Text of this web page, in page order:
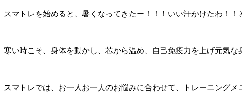
スマトレを始めると、暑くなってきたー！！！いい汗かけたわ！！
寒い時こそ、身体を動かし、芯から温め、自己免疫力を上げ元気な
スマトレでは、お一人お一人のお悩みに合わせて、トレーニングメ